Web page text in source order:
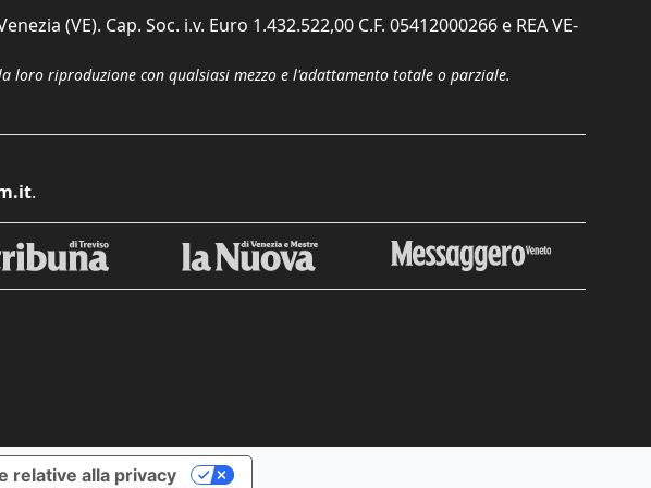
(VE). Cap. Soc. i.v. Euro 1.432.522,00 C.F. 05412000266 e REA VE-
riproduzione con qualsiasi mezzo e l'adattamento totale o parziale.
.
relative alla privacy